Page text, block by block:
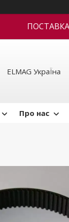
ПОСТАВКА
ELMAG УкраЇна
Про нас